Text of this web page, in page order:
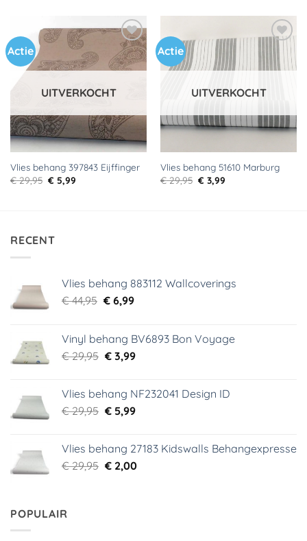
Actie
Toevoegen
aan
verlanglijst
UITVERKOCHT
Vlies behang 397843 Eijffinger
€29,95 Oorspronkelijke
prijs
€ 5,99Huidige
Actie
Toevoegen
aan
verlanglijst
UITVERKOCHT
Vlies behang 51610 Marburg
€29,95 Oorspronkelijke
prijs
€ 3,99Huidige
RECENT
Vlies behang 883112 Wallcoverings
€44,95 Oorspronkelijke
€ 44,95.
€6,99Huidige
€ 6,99.
Vinyl behang BV6893 Bon Voyage
€29,95 Oorspronkelijke
€ 29,95.
€3,99Huidige
€ 3,99.
Vlies behang NF232041 Design ID
€29,95 Oorspronkelijke
€ 29,95.
€5,99Huidige
€ 5,99.
Vlies behang 27183 Kidswalls Behangexpresse
€29,95 Oorspronkelijke
€2,00Huidige
POPULAIR